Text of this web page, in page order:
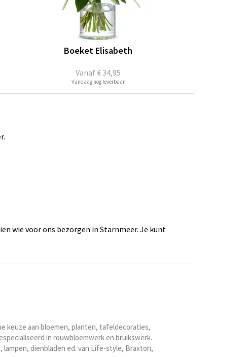
Vanaf€ 34,95
Boeket Elisabeth
Vandaag nog leverbaar
wie voor ons bezorgen in Starnmeer. Je kunt
keuze aan bloemen, planten, tafeldecoraties,
in rouwbloemwerk en bruikswerk.
lampen, dienbladen ed. van Life-style, Braxton,